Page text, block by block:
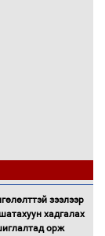
зээлээр
хадгалах
орж